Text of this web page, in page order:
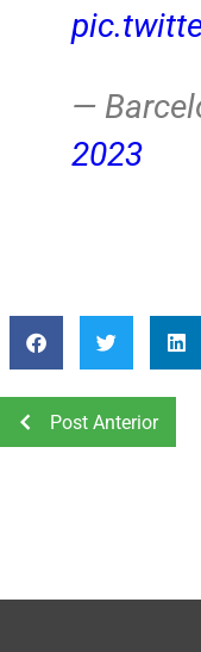
—
2023
Post Anterior